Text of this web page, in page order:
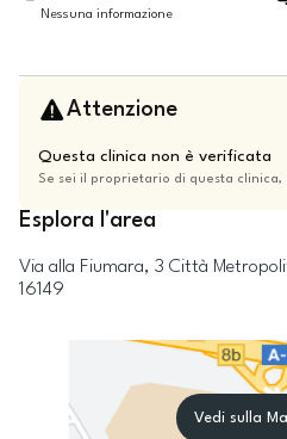
Nessuna informazione
Attenzione
Questa clinica non è verificata
Se sei il proprietario di questa
Esplora l'area
Via alla Fiumara, 3 Città
16149
Vedi sulla